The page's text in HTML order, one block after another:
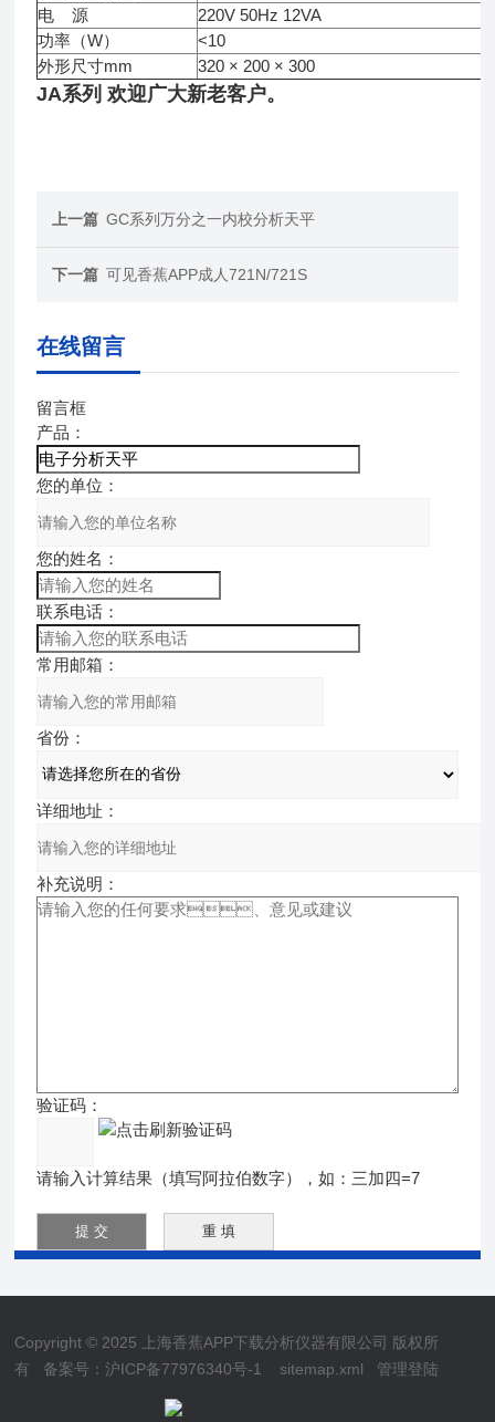
电 源
220V 50Hz 12VA
功率（W）
<10
外形尺寸mm
320 × 200 × 300
JA系列 欢迎广大新老客户。
上一篇 GC系列万分之一内校分析天平
下一篇 可见香蕉APP成人721N/721S
在线留言
留言框
产品：
您的单位：
您的姓名：
联系电话：
常用邮箱：
省份：
详细地址：
补充说明：
验证码：
请输入计算结果（填写阿拉伯数字），如：三加四=7
Copyright © 2025 上海香蕉APP下载分析仪器有限公司 版权所
有 备案号：沪ICP备77976340号-1 sitemap.xml 管理登陆